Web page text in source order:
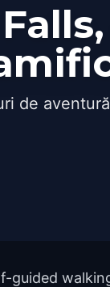
de
guided